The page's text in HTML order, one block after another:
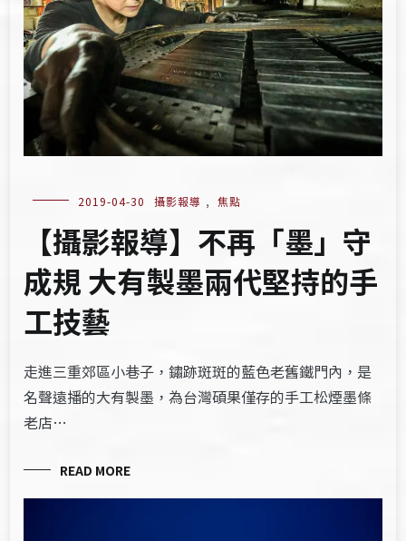
2019-04-30 攝影報導 , 焦點
【攝影報導】不再「墨」守
成規 大有製墨兩代堅持的手
工技藝
走進三重郊區小巷子，鏽跡斑斑的藍色老舊鐵門內，是
名聲遠播的大有製墨，為台灣碩果僅存的手工松煙墨條
老店…
READ MORE